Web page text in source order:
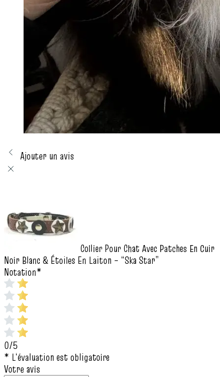
Ajouter un avis
Collier Pour Chat Avec Patches En Cuir
Noir Blanc & Étoiles En Laiton – “Ska Star”
Notation*
0/5
* L‘évaluation est obligatoire
Votre avis